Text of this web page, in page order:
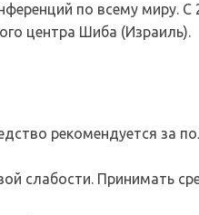
по всему миру.
центра Шиба (Израиль).
рекомендуется за
слабости. Принимать